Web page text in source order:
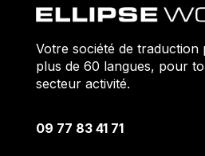
Votre société de traduction
plus de 60 langues, pour
secteur activité.
09 77 83 41 71